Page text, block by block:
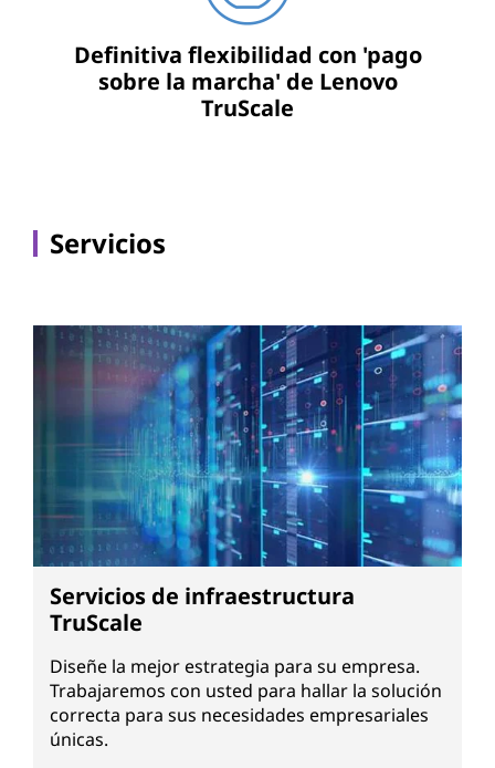
Definitiva flexibilidad con 'pago
sobre la marcha' de Lenovo
TruScale
Servicios
Servicios de infraestructura
TruScale
Diseñe la mejor estrategia para su empresa.
Trabajaremos con usted para hallar la solución
correcta para sus necesidades empresariales
únicas.